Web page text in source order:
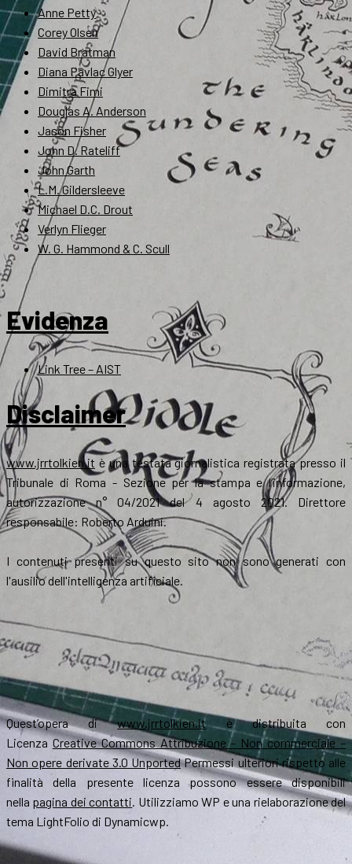
Anne Petty
Corey Olsen
David Bratman
Diana Pavlac Glyer
Dimitra Fimi
Douglas A. Anderson
Jason Fisher
John D. Rateliff
John Garth
L.M. Gildersleeve
Michael D.C. Drout
Verlyn Flieger
W. G. Hammond & C. Scull
Evidenza
Link Tree – AIST
Disclaimer
www.jrrtolkien.it è una testata giornalistica registrata presso il
Tribunale di Roma - Sezione per la stampa e l’informazione,
autorizzazione n° 04/2021 del 4 agosto 2021. Direttore
responsabile: Roberto Arduini.
I contenuti presenti su questo sito non sono generati con
l'ausilio dell'intelligenza artificiale.
Quest’opera diwww.jrrtolkien.itè distribuita con
Licenza Creative Commons Attribuzione – Non commerciale –
Non opere derivate 3.0 UnportedPermessi ulteriori rispetto alle
finalità della presente licenza possono essere disponibili
nella pagina dei contatti. Utilizziamo WP e una rielaborazione del
tema LightFolio di Dynamicwp.